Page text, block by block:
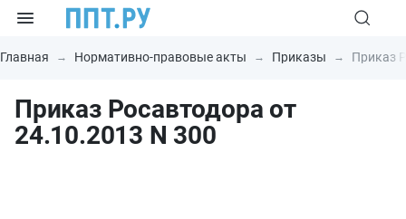
Главная Нормативно-правовые акты Приказы Приказ
Приказ Росавтодора от
24.10.2013 N 300